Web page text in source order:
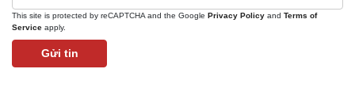
This site is protected by reCAPTCHA and the Google Privacy Policy and Terms of
Service apply.
Gửi tin